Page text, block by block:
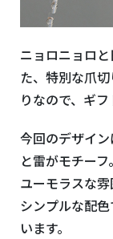
ニョロニョロ
た、特別な爪
りなので、ギフ
今回のデザイ
と雷がモチーフ。
ユーモラスな
シンプルな配
います。